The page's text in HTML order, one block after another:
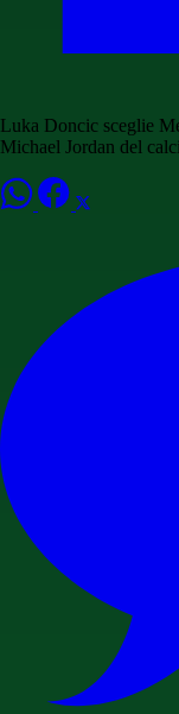
Luka Doncic sceglie
Michael Jordan del